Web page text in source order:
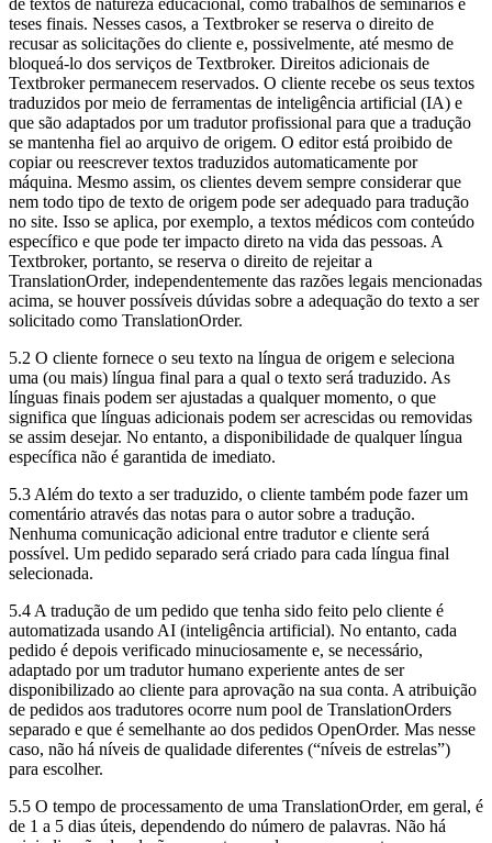
teses finais. Nesses casos, a Textbroker se reserva o direito de
recusar as solicitações do cliente e, possivelmente, até mesmo de
bloqueá-lo dos serviços de Textbroker. Direitos adicionais de
Textbroker permanecem reservados. O cliente recebe os seus textos
traduzidos por meio de ferramentas de inteligência artificial (IA) e
que são adaptados por um tradutor profissional para que a tradução
se mantenha fiel ao arquivo de origem. O editor está proibido de
copiar ou reescrever textos traduzidos automaticamente por
máquina. Mesmo assim, os clientes devem sempre considerar que
nem todo tipo de texto de origem pode ser adequado para tradução
no site. Isso se aplica, por exemplo, a textos médicos com conteúdo
específico e que pode ter impacto direto na vida das pessoas. A
Textbroker, portanto, se reserva o direito de rejeitar a
TranslationOrder, independentemente das razões legais mencionadas
acima, se houver possíveis dúvidas sobre a adequação do texto a ser
solicitado como TranslationOrder.
5.2 O cliente fornece o seu texto na língua de origem e seleciona
uma (ou mais) língua final para a qual o texto será traduzido. As
línguas finais podem ser ajustadas a qualquer momento, o que
significa que línguas adicionais podem ser acrescidas ou removidas
se assim desejar. No entanto, a disponibilidade de qualquer língua
específica não é garantida de imediato.
5.3 Além do texto a ser traduzido, o cliente também pode fazer um
comentário através das notas para o autor sobre a tradução.
Nenhuma comunicação adicional entre tradutor e cliente será
possível. Um pedido separado será criado para cada língua final
selecionada.
5.4 A tradução de um pedido que tenha sido feito pelo cliente é
automatizada usando AI (inteligência artificial). No entanto, cada
pedido é depois verificado minuciosamente e, se necessário,
adaptado por um tradutor humano experiente antes de ser
disponibilizado ao cliente para aprovação na sua conta. A atribuição
de pedidos aos tradutores ocorre num pool de TranslationOrders
separado e que é semelhante ao dos pedidos OpenOrder. Mas nesse
caso, não há níveis de qualidade diferentes (“níveis de estrelas”)
para escolher.
5.5 O tempo de processamento de uma TranslationOrder, em geral, é
de 1 a 5 dias úteis, dependendo do número de palavras. Não há